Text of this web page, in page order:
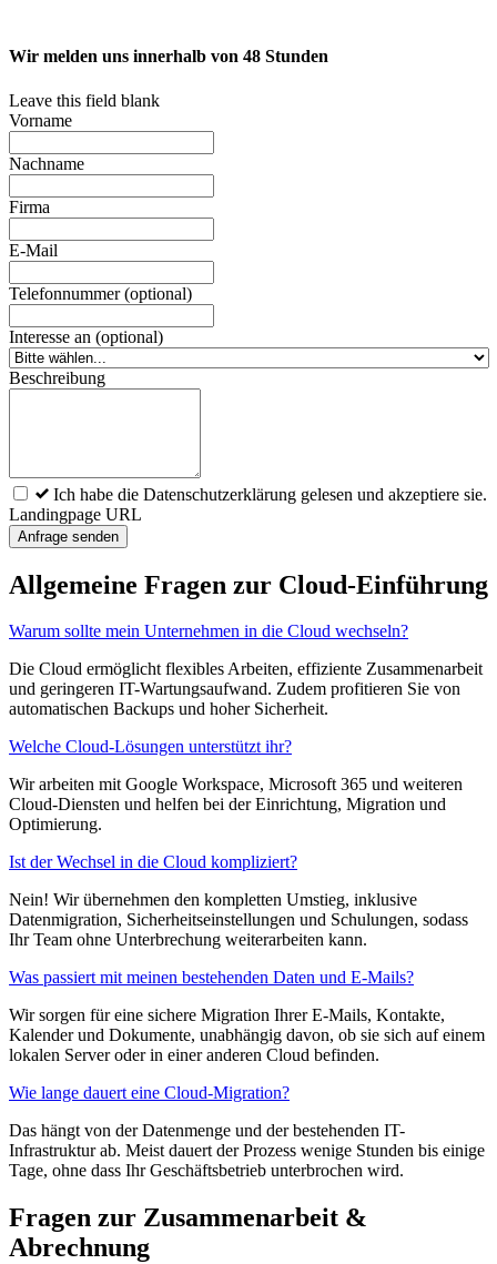
Wir melden uns innerhalb von 48 Stunden
Leave this field blank
Vorname
Nachname
Firma
E-Mail
Telefonnummer (optional)
Interesse an (optional)
Beschreibung
Ich habe die Datenschutzerklärung gelesen und akzeptiere sie.
Landingpage URL
Anfrage senden
Allgemeine Fragen zur Cloud-Einführung
Warum sollte mein Unternehmen in die Cloud wechseln?
Die Cloud ermöglicht flexibles Arbeiten, effiziente Zusammenarbeit
und geringeren IT-Wartungsaufwand. Zudem profitieren Sie von
automatischen Backups und hoher Sicherheit.
Welche Cloud-Lösungen unterstützt ihr?
Wir arbeiten mit Google Workspace, Microsoft 365 und weiteren
Cloud-Diensten und helfen bei der Einrichtung, Migration und
Optimierung.
Ist der Wechsel in die Cloud kompliziert?
Nein! Wir übernehmen den kompletten Umstieg, inklusive
Datenmigration, Sicherheitseinstellungen und Schulungen, sodass
Ihr Team ohne Unterbrechung weiterarbeiten kann.
Was passiert mit meinen bestehenden Daten und E-Mails?
Wir sorgen für eine sichere Migration Ihrer E-Mails, Kontakte,
Kalender und Dokumente, unabhängig davon, ob sie sich auf einem
lokalen Server oder in einer anderen Cloud befinden.
Wie lange dauert eine Cloud-Migration?
Das hängt von der Datenmenge und der bestehenden IT-
Infrastruktur ab. Meist dauert der Prozess wenige Stunden bis einige
Tage, ohne dass Ihr Geschäftsbetrieb unterbrochen wird.
Fragen zur Zusammenarbeit &
Abrechnung